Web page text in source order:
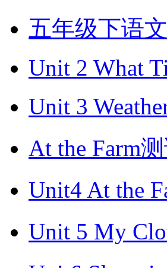
五年级下语
Unit 2 What
Unit 3
At the Farm
Unit4 At the
Unit 5 My